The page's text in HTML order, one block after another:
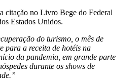
citação no Livro Bege do Federal
Estados Unidos.
do turismo, o mês de
para a receita de hotéis na
da pandemia, em grande parte
durante os shows de